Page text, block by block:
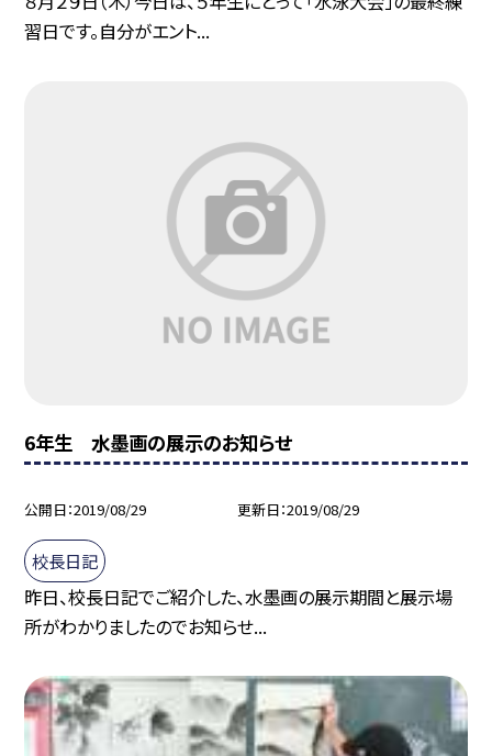
習日です。自分がエント...
6年生 水墨画の展示のお知らせ
公開日 2019/08/29 更新日 2019/08/29
校長日記
昨日、校長日記でご紹介した、水墨画の展示期間と展示場
所がわかりましたのでお知らせ...